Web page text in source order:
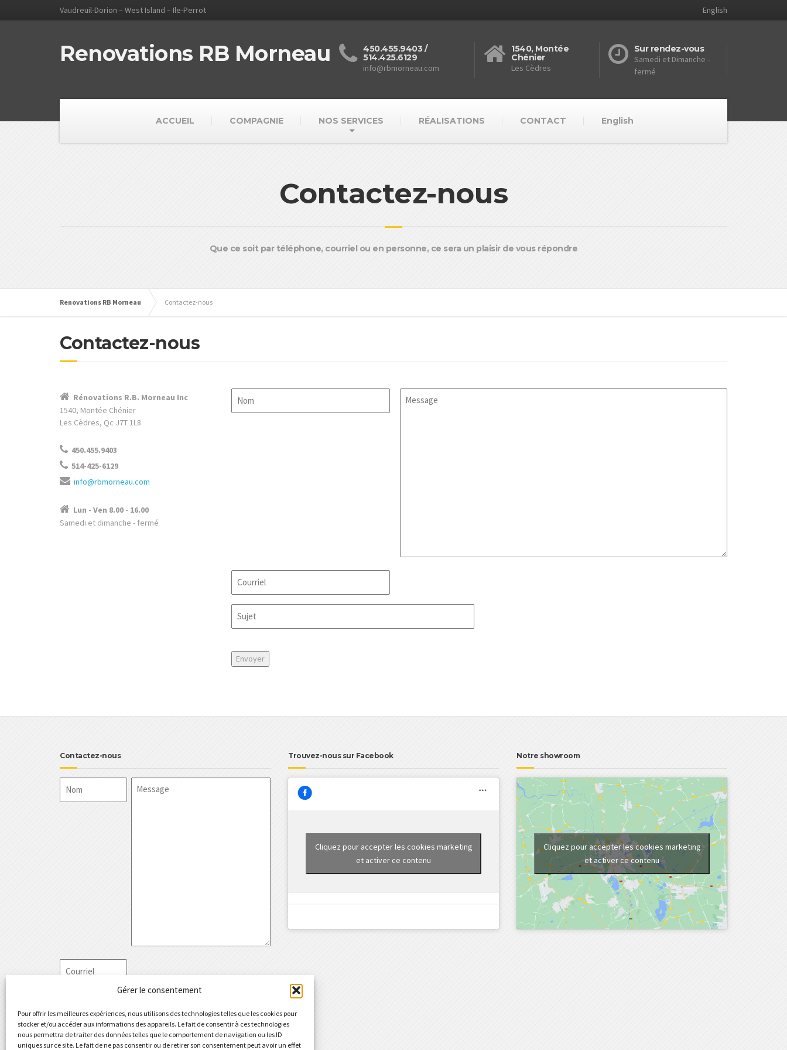
Gérer le consentement
Pour offrir les meilleures expériences, nous utilisons des technologies telles que les cookies pour
stocker et/ou accéder aux informations des appareils. Le fait de consentir à ces technologies
nous permettra de traiter des données telles que le comportement de navigation ou les ID
uniques sur ce site. Le fait de ne pas consentir ou de retirer son consentement peut avoir un effet
Vaudreuil-Dorion – West Island – Ile-Perrot English
Renovations RB Morneau
450.455.9403 /
514.425.6129
info@rbmorneau.com
1540, Montée
Chénier
Les Cèdres
Sur rendez-vous
Samedi et Dimanche -
fermé
ACCUEIL COMPAGNIE NOS SERVICES RÉALISATIONS CONTACT English
Contactez-nous
Que ce soit par téléphone, courriel ou en personne, ce sera un plaisir de vous répondre
Renovations RB Morneau Contactez-nous
Contactez-nous
Rénovations R.B. Morneau Inc
1540, Montée Chénier
Les Cèdres, Qc J7T 1L8
450.455.9403
514-425-6129
info@rbmorneau.com
Lun - Ven 8.00 - 16.00
Samedi et dimanche - fermé
Nom Message
Courriel
Sujet
Contactez-nous
Nom Message
Courriel
CAPTCHA
Trouvez-nous sur Facebook
Cliquez pour accepter les cookies marketing
et activer ce contenu
Notre showroom
Cliquez pour accepter les cookies marketing
et activer ce contenu